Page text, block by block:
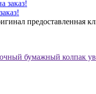
предоставленная
бумажный колпак